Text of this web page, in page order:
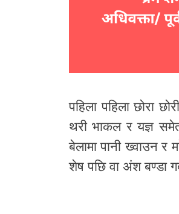
पहिला पहिला छोरा
थरी भाकल र यज्ञ समेत
बेलामा पानी ख्वाउन र
शेष पछि वा अंश बण्डा